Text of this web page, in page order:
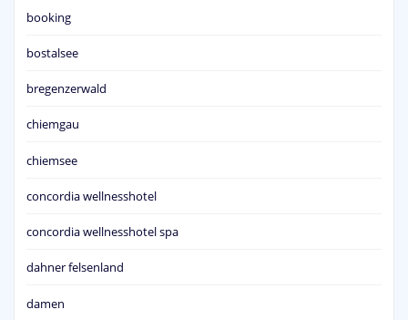
booking
bostalsee
bregenzerwald
chiemgau
chiemsee
concordia wellnesshotel
concordia wellnesshotel spa
dahner felsenland
damen